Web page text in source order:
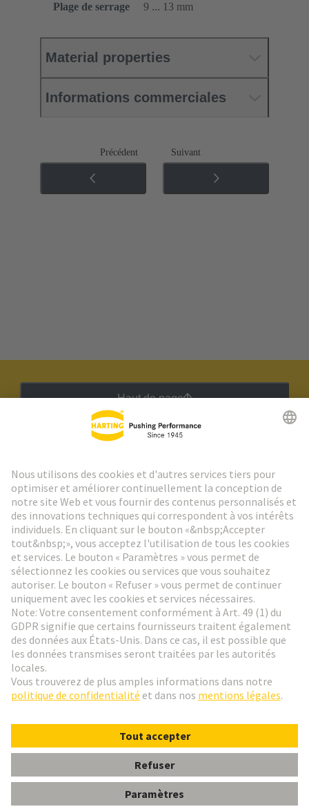
Plage de serrage
9 ... 13 mm
Material properties
Informations commerciales
Précédent Suivant
Haut de page
Aller à l'inscription
Social Media
Suisse Français
© HARTING Technology Group
ContactPolitique de confidentialité
Conditions Générales de Vente